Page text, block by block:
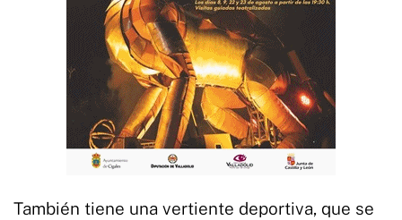
También tiene una vertiente deportiva, que se